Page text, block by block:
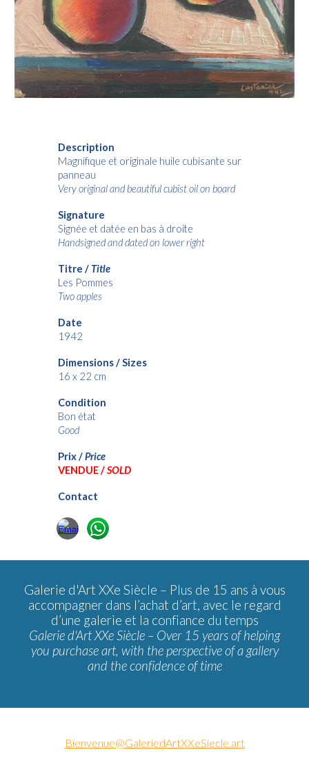
Description
Magnifique et originale huile cubisante sur
panneau
Very original and beautifulcubistoil on board
Signature
Signée et datée en bas à droite
Handsigned and dated on lower right
Titre / Title
Les Pommes
Two apples
Date
1942
Dimensions / Sizes
16 x 22 cm
Condition
Bon état
Good
Prix /Price
VENDUE /SOLD
Contact
Galerie d'Art XXe Siècle – Plus de 15 ans à vous
accompagner dans l’achat d’art, avec le regard
d’une galerie et la confiance du temps
Galerie d'Art XXe Siècle – Over 15 years of helping
you purchase art, with the perspective of a gallery
and the confidence of time
Bienvenue@GaleriedArtXXeSiecle.art